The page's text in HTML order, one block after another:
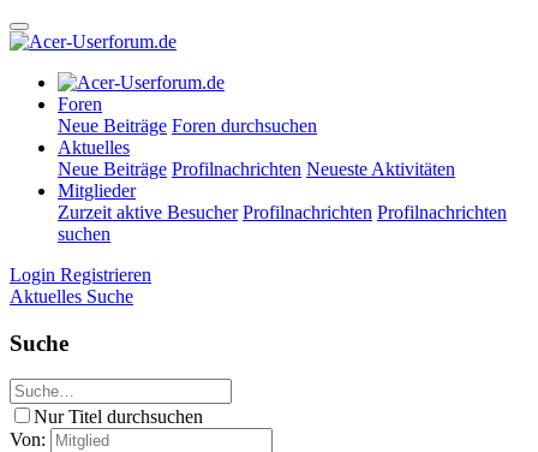
Foren
Neue Beiträge Foren durchsuchen
Aktuelles
Neue Beiträge Profilnachrichten Neueste Aktivitäten
Mitglieder
Zurzeit aktive Besucher Profilnachrichten Profilnachrichten
suchen
Login Registrieren
Aktuelles Suche
Suche
Nur Titel durchsuchen
Von: